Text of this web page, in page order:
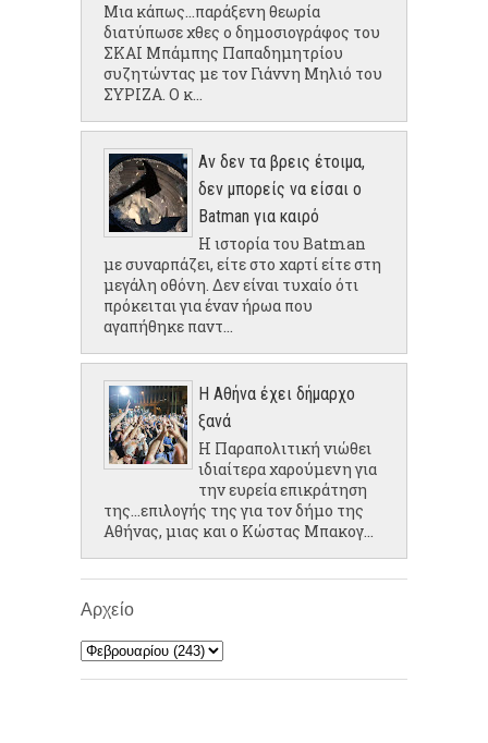
Μια κάπως...παράξενη θεωρία
διατύπωσε χθες ο δημοσιογράφος του
ΣΚΑΙ Μπάμπης Παπαδημητρίου
συζητώντας με τον Γιάννη Μηλιό του
ΣΥΡΙΖΑ. Ο κ...
Αν δεν τα βρεις έτοιμα,
δεν μπορείς να είσαι ο
Batman για καιρό
Η ιστορία του Batman
με συναρπάζει, είτε στο χαρτί είτε στη
μεγάλη οθόνη. Δεν είναι τυχαίο ότι
πρόκειται για έναν ήρωα που
αγαπήθηκε παντ...
Η Αθήνα έχει δήμαρχο
ξανά
Η Παραπολιτική νιώθει
ιδιαίτερα χαρούμενη για
την ευρεία επικράτηση
της...επιλογής της για τον δήμο της
Αθήνας, μιας και ο Κώστας Μπακογ...
Αρχείο